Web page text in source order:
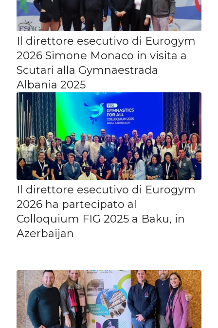
Il direttore esecutivo di Eurogym
2026 Simone Monaco in visita a
Scutari alla Gymnaestrada
Albania 2025
Il direttore esecutivo di Eurogym
2026 ha partecipato al
Colloquium FIG 2025 a Baku, in
Azerbaijan